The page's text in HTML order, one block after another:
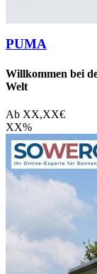
PUMA
Willkommen bei
Welt
Ab XX,XX€
XX%